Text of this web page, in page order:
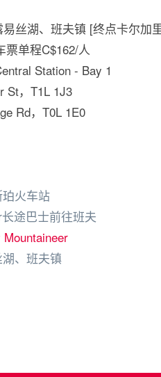
易丝湖、班夫镇 [终点卡尔加
票单程C$162/人
Station - Bay 1
St，T1L 1J3
Rd，T0L 1E0
火车站
途巴士前往班夫
、班夫镇